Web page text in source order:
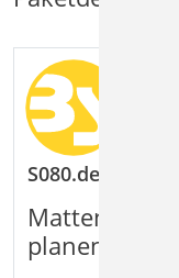
S080.de
planen und